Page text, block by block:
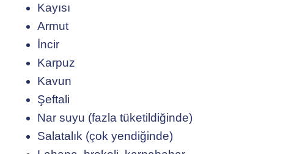
Kayısı
Armut
İncir
Karpuz
Kavun
Şeftali
Nar suyu (fazla tüketildiğinde)
Salatalık (çok yendiğinde)